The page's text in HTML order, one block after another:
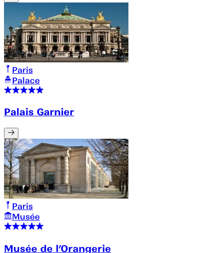
Paris
Palace
Palais Garnier
Paris
Musée
Musée de l’Orangerie